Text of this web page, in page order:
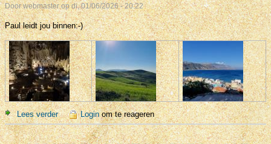
Doorwebmasterop di, 01/06/2026 - 20:22
Paul leidt jou binnen:-)
Lees verderover Omgeving Mesa Riza 2026
Loginom te reageren